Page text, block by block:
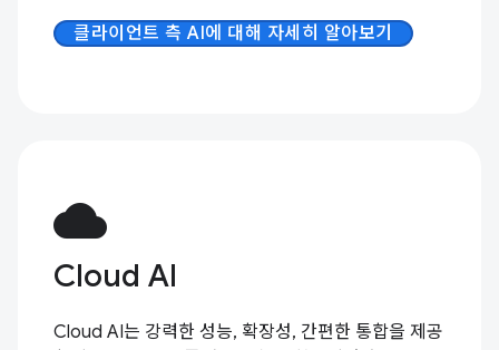
클라이언트 측 AI에 대해 자세히 알아보기
cloud
Cloud AI
Cloud AI는 강력한 성능, 확장성, 간편한 통합을 제공